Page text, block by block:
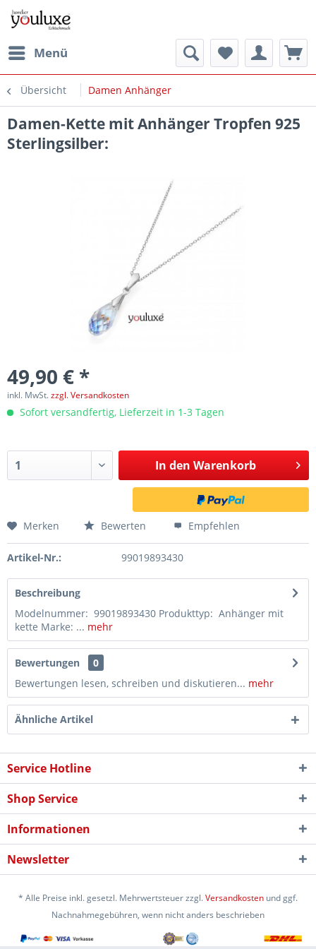
Menü
Übersicht Damen Anhänger
Damen-Kette mit Anhänger Tropfen 925
Sterlingsilber:
49,90 € *
inkl. MwSt.zzgl. Versandkosten
Sofort versandfertig, Lieferzeit in 1-3 Tagen
In den Warenkorb
Merken Bewerten Empfehlen
Artikel-Nr.: 99019893430
Beschreibung
Modelnummer: 99019893430 Produkttyp: Anhänger mit
kette Marke: ... mehr
Bewertungen
0
Bewertungen lesen, schreiben und diskutieren... mehr
Ähnliche Artikel
Service Hotline
Shop Service
Informationen
Newsletter
* Alle Preise inkl. gesetzl. Mehrwertsteuer zzgl.Versandkosten und ggf.
Nachnahmegebühren, wenn nicht anders beschrieben